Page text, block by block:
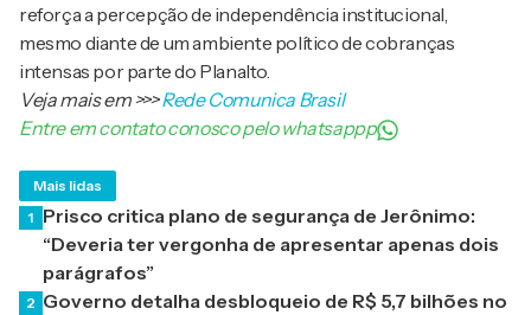
reforça a percepção de independência institucional,
mesmo diante de um ambiente político de cobranças
intensas por parte do Planalto.
Veja mais em>>>Rede Comunica Brasil
Entre em contato conosco pelo whatsappp
Mais lidas
1 Prisco critica plano de segurança de Jerônimo:
“Deveria ter vergonha de apresentar apenas dois
parágrafos”
2 Governo detalha desbloqueio de R$ 5,7 bilhões no